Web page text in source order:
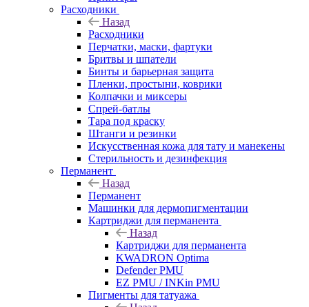
Расходники
Назад
Расходники
Перчатки, маски, фартуки
Бритвы и шпатели
Бинты и барьерная защита
Пленки, простыни, коврики
Колпачки и миксеры
Спрей-батлы
Тара под краску
Штанги и резинки
Искусственная кожа для тату и манекены
Стерильность и дезинфекция
Перманент
Назад
Перманент
Машинки для дермопигментации
Картриджи для перманента
Назад
Картриджи для перманента
KWADRON Optima
Defender PMU
EZ PMU / INKin PMU
Пигменты для татуажа